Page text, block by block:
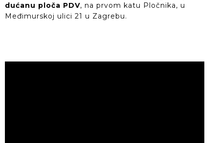
dućanu ploča PDV, na prvom katu Pločnika, u
Međimurskoj ulici 21 u Zagrebu.